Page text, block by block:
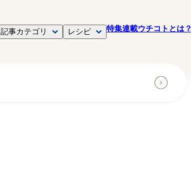
記事カテゴリ レシピ 特集連載ウチコトとは？